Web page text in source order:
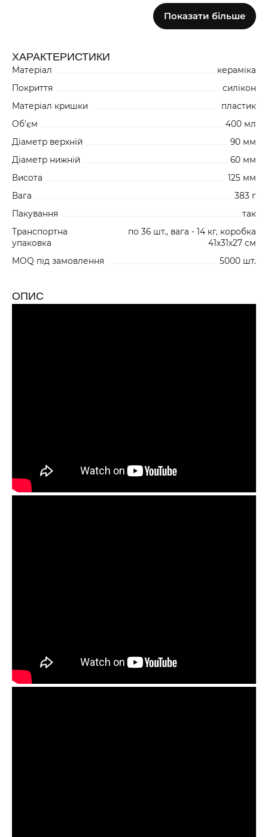
121
+504
312
+504
ФІОЛЕТОВИЙ 51K025CY0
480
+504
Показати більше
ХАРАКТЕРИСТИКИ
Матеріал
кераміка
Покриття
силікон
Матеріал кришки
пластик
Об'єм
400 мл
Діаметр верхній
90 мм
Діаметр нижній
60 мм
Висота
125 мм
Вага
383 г
Пакування
так
Транспортна
упаковка
по 36 шт., вага - 14 кг, коробка
41х31х27 см
MOQ під замовлення
5000 шт.
ОПИС